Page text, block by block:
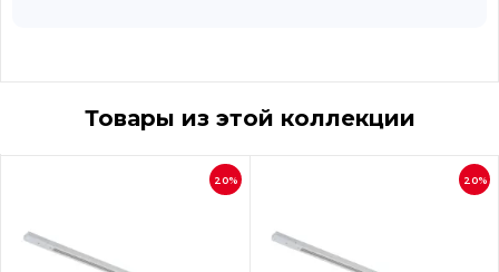
Товары из этой коллекции
20% 20%